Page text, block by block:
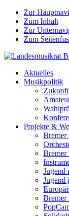
Zur
Zum Inhalt
Zur
Zum
Aktuelles
Musikpolitik
Projekte &
Bremer
Bremer
Jugend
Jugend
Bremer